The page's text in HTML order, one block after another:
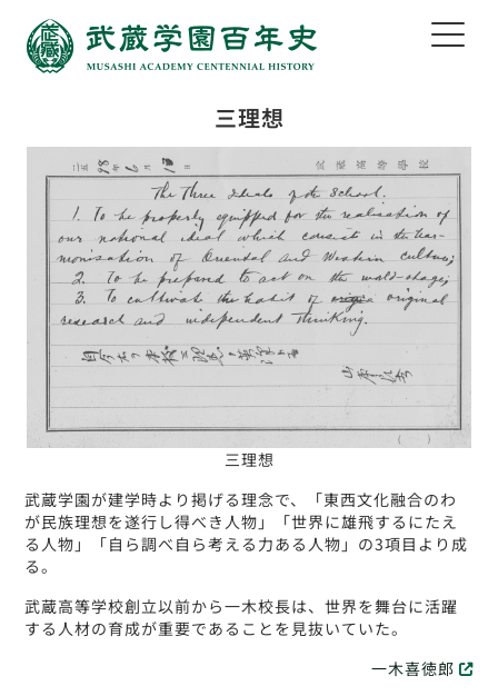
三理想
三理想
武蔵学園が建学時より掲げる理念で、「東西文化融合のわ
が民族理想を遂行し得べき人物」「世界に雄飛するにたえ
る人物」「自ら調べ自ら考える力ある人物」の3項目より成
る。
武蔵高等学校創立以前から一木校長は、世界を舞台に活躍
する人材の育成が重要であることを見抜いていた。
一木喜徳郎